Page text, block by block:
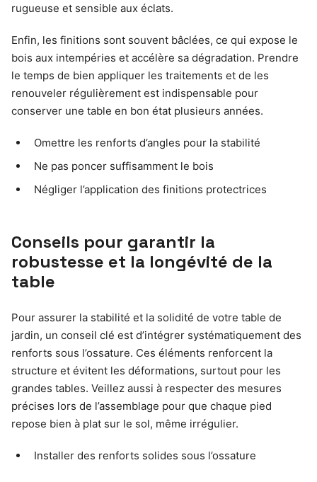
rugueuse et sensible aux éclats.
Enfin, les finitions sont souvent bâclées, ce qui expose le
bois aux intempéries et accélère sa dégradation. Prendre
le temps de bien appliquer les traitements et de les
renouveler régulièrement est indispensable pour
conserver une table en bon état plusieurs années.
Omettre les renforts d’angles pour la stabilité
Ne pas poncer suffisamment le bois
Négliger l’application des finitions protectrices
Conseils pour garantir la
robustesse et la longévité de la
table
Pour assurer la stabilité et la solidité de votre table de
jardin, un conseil clé est d’intégrer systématiquement des
renforts sous l’ossature. Ces éléments renforcent la
structure et évitent les déformations, surtout pour les
grandes tables. Veillez aussi à respecter des mesures
précises lors de l’assemblage pour que chaque pied
repose bien à plat sur le sol, même irrégulier.
Installer des renforts solides sous l’ossature